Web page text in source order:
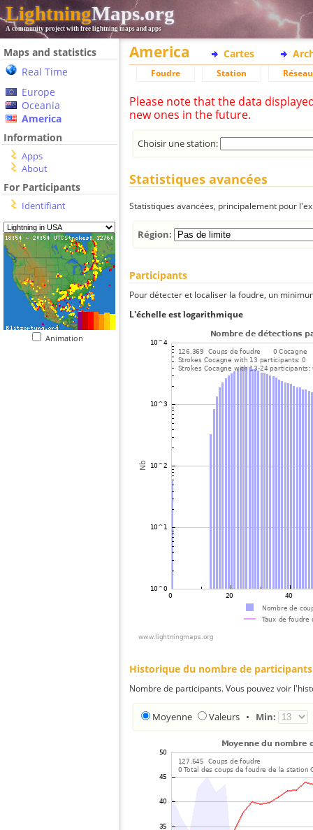
LightningMaps.org
A community project with free lightning maps and apps
Maps and statistics
Real Time
Europe
Oceania
America
Information
Apps
About
For Participants
Identifiant
Animation
America Cartes
Foudre Station Réseau
Please note that the data
new ones in the future.
Choisir une station:
Statistiques avancées
Statistiques avancées, principalement pour
Région:
Participants
Pour détecter et localiser la foudre, un
L'échelle est logarithmique
Historique du nombre de participants
Nombre de participants. Vous pouvez voir
Moyenne Valeurs • Min: